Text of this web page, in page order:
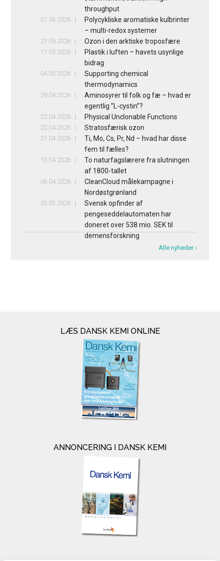
throughput
01.06.2026
Polycykliske aromatiske kulbrinter
– multi-redox systemer
21.05.2026 Ozon i den arktiske troposfære
11.05.2026
Plastik i luften – havets usynlige
bidrag
04.05.2026
Supporting chemical
thermodynamics
29.04.2026
Aminosyrer til folk og fæ – hvad er
egentlig ”L-cystin”?
22.04.2026 Physical Unclonable Functions
22.04.2026 Stratosfærisk ozon
21.04.2026
Ti, Mo, Cs, Pr, Nd – hvad har disse
fem til fælles?
13.04.2026
To naturfagslærere fra slutningen
af 1800-tallet
06.04.2026
CleanCloud målekampagne i
Nordøstgrønland
25.03.2026
Svensk opfinder af
pengeseddelautomaten har
doneret over 538 mio. SEK til
demensforskning
Alle nyheder ›
LÆS DANSK KEMI ONLINE
ANNONCERING I DANSK KEMI